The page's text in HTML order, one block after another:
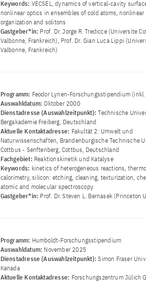
Keywords: VECSEL, dynamics of vertical-cavity
nonlinear optics in ensembles of cold atoms,
organization and solitons
Gastgeber*in: Prof. Dr. Jorge R. Tredicce (Universite
Valbonne, Frankreich), Prof. Dr. Gian Luca Lippi
Valbonne, Frankreich)
Programm: Feodor Lynen-Forschungsstipendium (inkl.
Auswahldatum:Oktober 2000
Dienstadresse (Auswahlzeitpunkt):Technische
Bergakademie Freiberg, Deutschland
Aktuelle Kontaktadresse: Fakultät 2: Umwelt und
Naturwissenschaften, Brandenburgische Technische
Cottbus - Senftenberg, Cottbus, Deutschland
Fachgebiet: Reaktionskinetik und Katalyse
Keywords: kinetics of heterogeneous reactions,
calorimetry, silicon: etching, cleaning, texturization,
atomic and molecular spectroscopy
Gastgeber*in: Prof. Dr. Steven L. Bernasek (Princeton
Programm: Humboldt-Forschungsstipendium
Auswahldatum: November 2025
Dienstadresse (Auswahlzeitpunkt):Simon Fraser
Kanada
Aktuelle Kontaktadresse: Forschungszentrum Jülich